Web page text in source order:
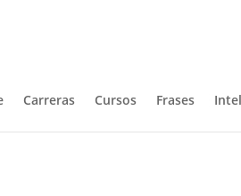
Carreras Cursos Frases